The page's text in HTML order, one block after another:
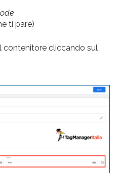
ti pare)
contenitore cliccando sul